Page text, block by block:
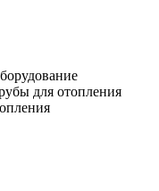
для отопления